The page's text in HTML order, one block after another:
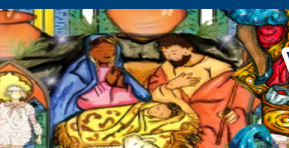
Skip
to
content